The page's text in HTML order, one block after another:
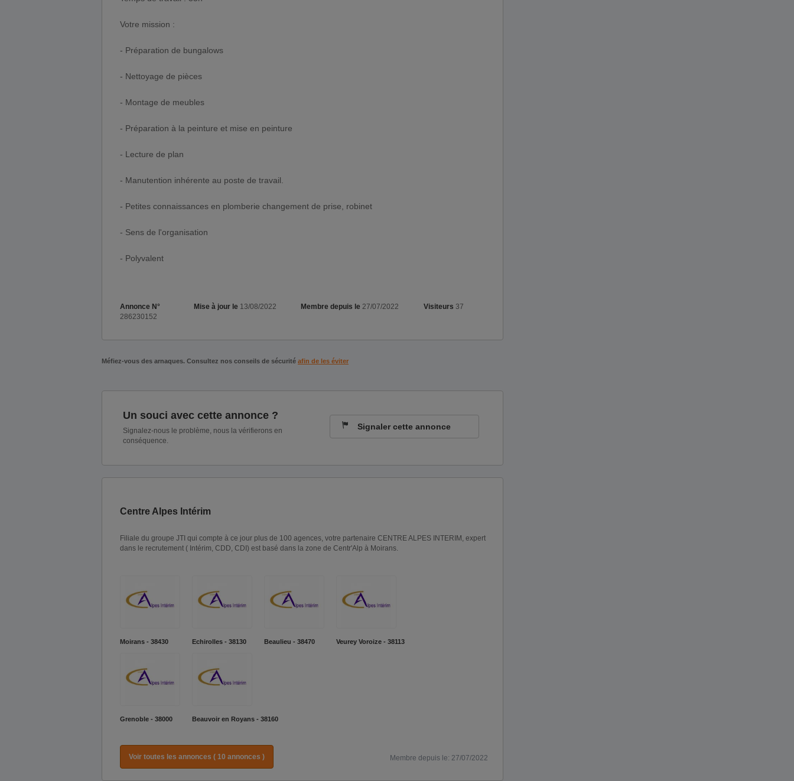
Votre mission :
- Préparation de bungalows
- Nettoyage de pièces
- Montage de meubles
- Préparation à la peinture et mise en peinture
- Lecture de plan
- Manutention inhérente au poste de travail.
- Petites connaissances en plomberie changement de prise, robinet
- Sens de l'organisation
- Polyvalent
Annonce N°
286230152
Mise à jour le 13/08/2022 Membre depuis le 27/07/2022 Visiteurs 37
Méfiez-vous des arnaques. Consultez nos conseils de sécurité afin de les éviter
Un souci avec cette annonce ?
Signalez-nous le problème, nous la vérifierons en
conséquence.
Signaler cette annonce
Centre Alpes Intérim
Filiale du groupe JTI qui compte à ce jour plus de 100 agences, votre partenaire CENTRE ALPES INTERIM, expert
dans le recrutement ( Intérim, CDD, CDI) est basé dans la zone de Centr'Alp à Moirans.
Moirans - 38430 Echirolles - 38130 Beaulieu - 38470 Veurey Voroize - 38113
Grenoble - 38000 Beauvoir en Royans - 38160
Voir toutes les annonces ( 10 annonces ) Membre depuis le: 27/07/2022